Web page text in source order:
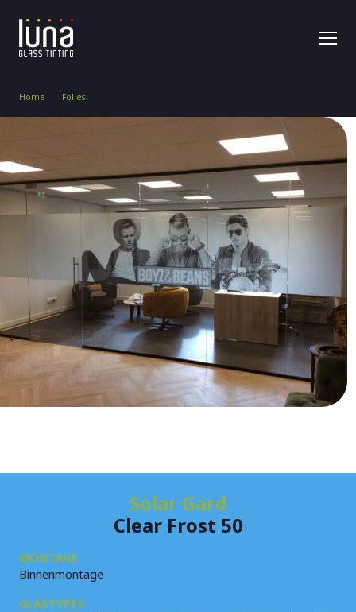
Home Folies
Solar Gard
Clear Frost 50
MONTAGE
Binnenmontage
GLASTYPES